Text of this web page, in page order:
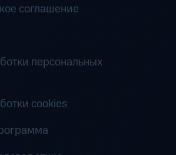
соглашение
персональных
cookies